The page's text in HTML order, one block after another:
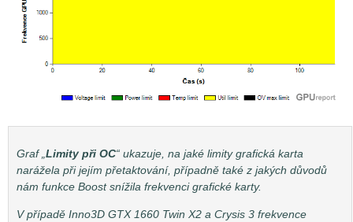
Graf „ Limity při OC“ ukazuje, na jaké limity grafická karta
narážela při jejím přetaktování, případně také z jakých důvodů
nám funkce Boost snížila frekvenci grafické karty.
V případě Inno3D GTX 1660 Twin X2 a Crysis 3 frekvence